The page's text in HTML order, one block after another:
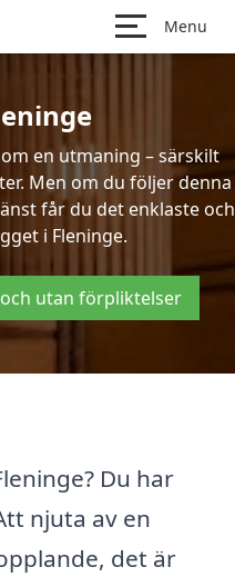
Menu
en utmaning – särskilt
Men om du följer denna
får du det enklaste och
i Fleninge.
utan förpliktelser
Du har
njuta av en
det är